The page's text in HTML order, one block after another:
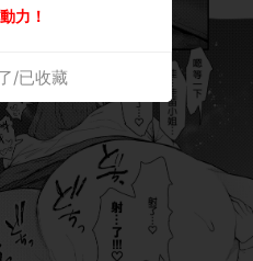
力！
/已收藏